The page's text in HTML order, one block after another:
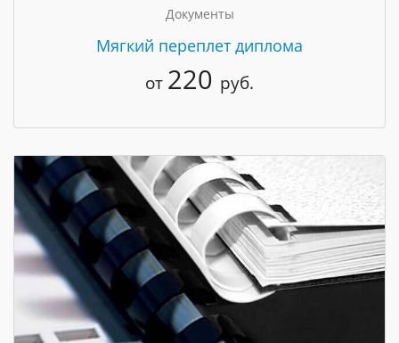
Документы
Мягкий переплет диплома
от 220 руб.